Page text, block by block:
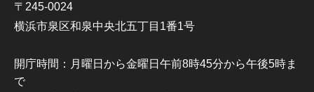
〒245-0024
横浜市泉区和泉中央北五丁目1番1号
開庁時間：月曜日から金曜日午前8時45分から午後5時ま
で